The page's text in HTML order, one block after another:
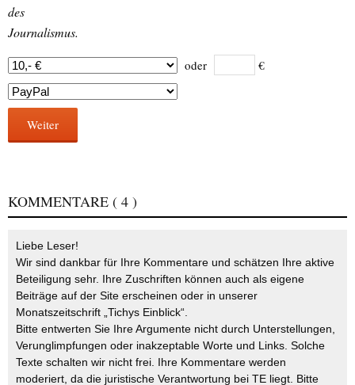
des
Journalismus.
oder €
Weiter
KOMMENTARE ( 4 )
Liebe Leser!
Wir sind dankbar für Ihre Kommentare und schätzen Ihre aktive
Beteiligung sehr. Ihre Zuschriften können auch als eigene
Beiträge auf der Site erscheinen oder in unserer
Monatszeitschrift „Tichys Einblick“.
Bitte entwerten Sie Ihre Argumente nicht durch Unterstellungen,
Verunglimpfungen oder inakzeptable Worte und Links. Solche
Texte schalten wir nicht frei. Ihre Kommentare werden
moderiert, da die juristische Verantwortung bei TE liegt. Bitte